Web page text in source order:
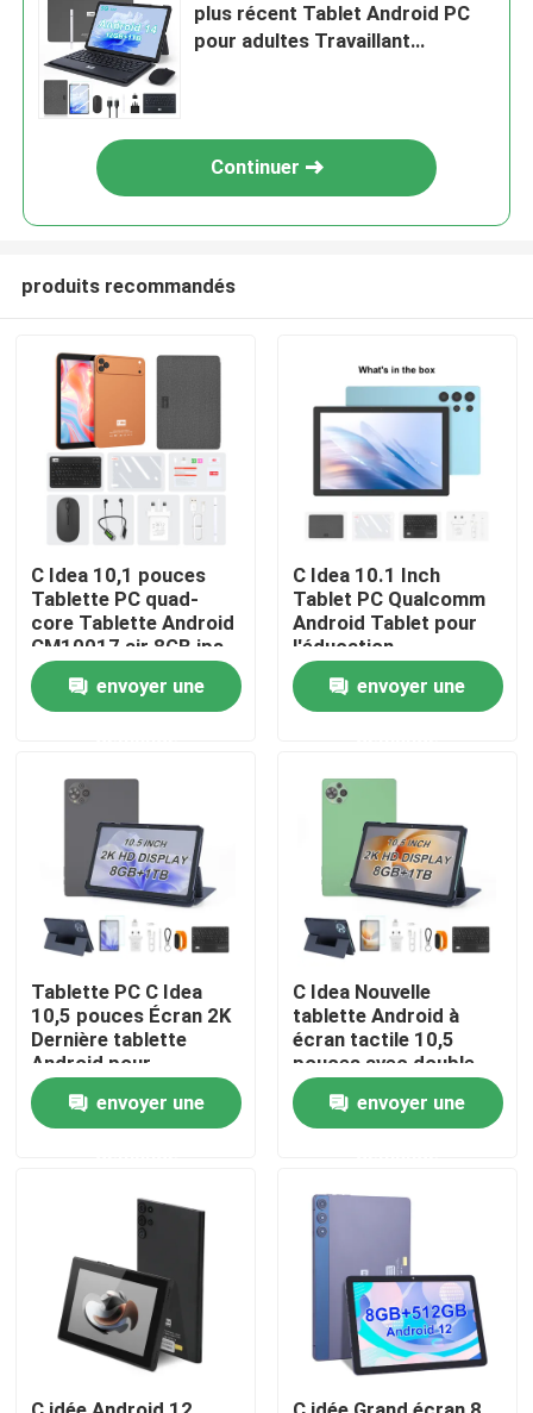
Produits
Vidéos
VR Show
A propos de nous
Visite d'usine
nouvelles
Demande de soumission
plus récent Tablet Android PC
pour adultes Travaillant
Continuer
produits recommandés
C Idea 10,1 pouces
Tablette PC quad-
core Tablette Android
CM10017 air 8GB ips
avec emplacement
pour carte SIM
envoyer une
C Idea 10.1 Inch
Tablet PC Qualcomm
Android Tablet pour
l'éducation
CM9000ultra Bleu
envoyer une
Tablette PC C Idea
10,5 pouces Écran 2K
Dernière tablette
Android pour
étudiants Cm10500
Plus Grisenvoyer une
C Idea Nouvelle
tablette Android à
écran tactile 10,5
pouces avec double
SIM CM10500 Plus
vert
envoyer une